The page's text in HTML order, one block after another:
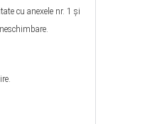
cu anexele nr. 1 și